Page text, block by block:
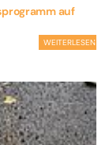
auf
WEITERLESEN